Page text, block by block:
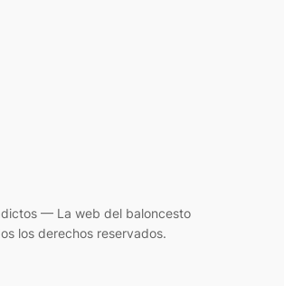
— La web del baloncesto
los derechos reservados.